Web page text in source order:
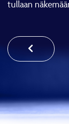
tullaan